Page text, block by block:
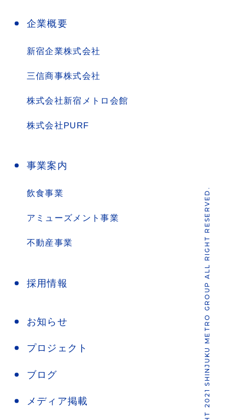
企業概要
新宿企業株式会社
三信商事株式会社
株式会社新宿メトロ会館
株式会社PURF
事業案内
飲食事業
アミューズメント事業
不動産事業
採用情報
お知らせ
プロジェクト
ブログ
メディア掲載 COPYRIGHT 2021 SHINJUKU METRO GROUP ALL RIGHT RESERVED.